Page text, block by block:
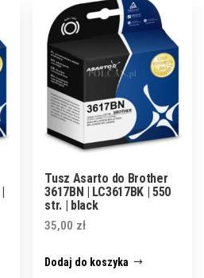
Tusz Asarto do Brother
3617BN | LC3617BK | 550
str. | black
35,00 zł
Dodaj do koszyka